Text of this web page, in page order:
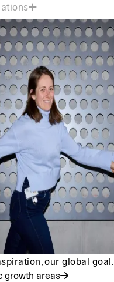
our global goal.
growth areas